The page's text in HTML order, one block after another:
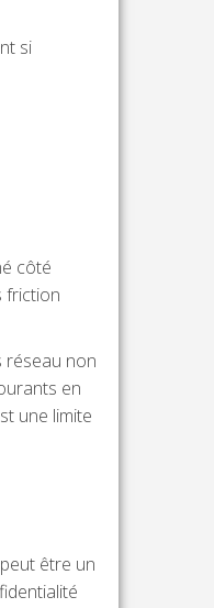
si
côté
friction
réseau non
en
une limite
être un